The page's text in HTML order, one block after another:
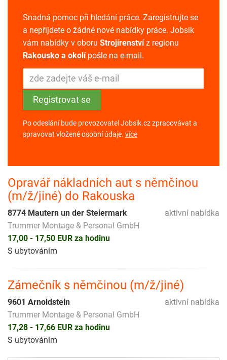
Snadná pomoc při hledání práce. Zaregistrujte se
a nepřijdete o žádné nové nabídky práce. Jobsik
vám nabídky v oboru Strojírenstvíz regionu
Rakousko a okolípošle na e-mail.
Po odeslání bude provozovatel Jobsik.cz zpracovávat a
spravovat vložené osobní údaje. více
Opravář nákladních aut s němčinou
(m/ž/jiné) do Rakouska
aktivní nabídka
8774 Mautern un der Steiermark
Trummer Montage & Personal GmbH
17,00 - 17,50 EUR za hodinu
S ubytováním
Zámečník s němčinou (m/ž/jiné)
aktivní nabídka
9601 Arnoldstein
Trummer Montage & Personal GmbH
17,28 - 17,66 EUR za hodinu
S ubytováním